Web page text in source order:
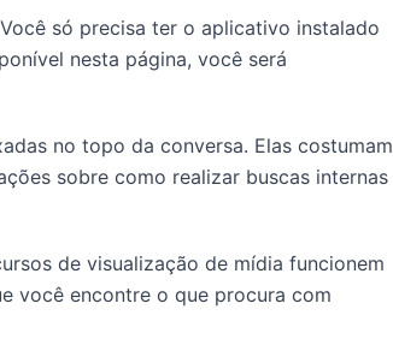
só precisa ter o aplicativo instalado
nesta página, você será
no topo da conversa. Elas costumam
sobre como realizar buscas internas
de visualização de mídia funcionem
você encontre o que procura com